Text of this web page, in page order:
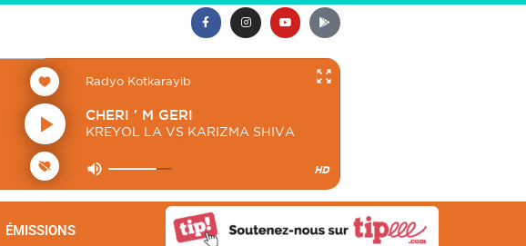
ÉMISSIONS